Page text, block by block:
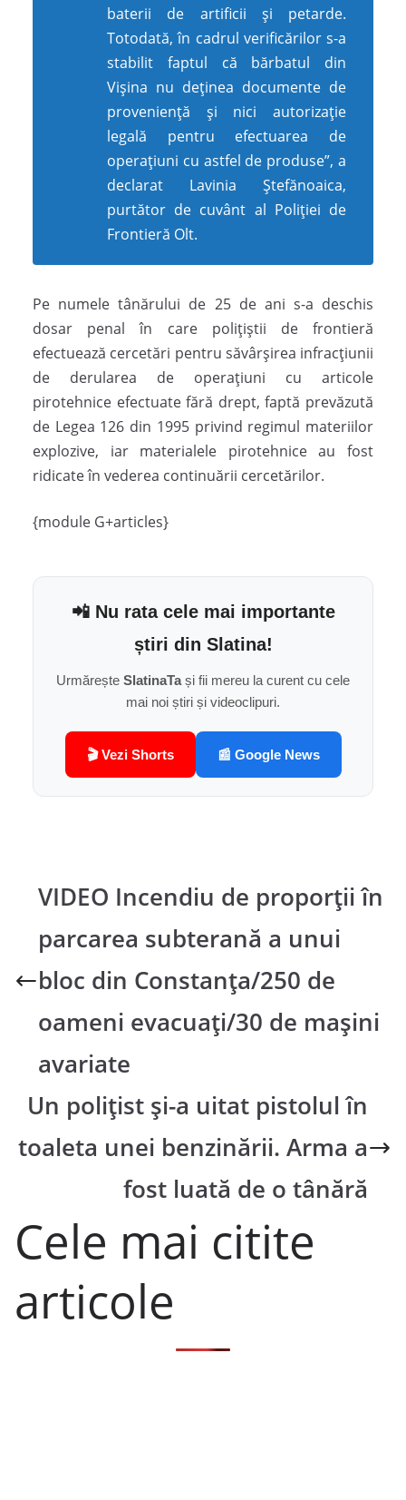
baterii de artificii și petarde.
Totodată, în cadrul verificărilor s-a
stabilit faptul că bărbatul din
Vișina nu deținea documente de
proveniență și nici autorizație
legală pentru efectuarea de
operațiuni cu astfel de produse”, a
declarat Lavinia Ștefănoaica,
purtător de cuvânt al Poliției de
Frontieră Olt.
Pe numele tânărului de 25 de ani s-a deschis
dosar penal în care polițiștii de frontieră
efectuează cercetări pentru săvârșirea infracțiunii
de derularea de operațiuni cu articole
pirotehnice efectuate fără drept, faptă prevăzută
de Legea 126 din 1995 privind regimul materiilor
explozive, iar materialele pirotehnice au fost
ridicate în vederea continuării cercetărilor.
{module G+articles}
📲 Nu rata cele mai importante
știri din Slatina!
Urmărește SlatinaTași fii mereu la curent cu cele
mai noi știri și videoclipuri.
🎬 Vezi Shorts 📰 Google News
VIDEO Incendiu de proporţii în
parcarea subterană a unui
bloc din Constanţa/250 de
oameni evacuaţi/30 de maşini
avariate
Un polițist și-a uitat pistolul în
toaleta unei benzinării. Arma a
fost luată de o tânără
Cele mai citite
articole